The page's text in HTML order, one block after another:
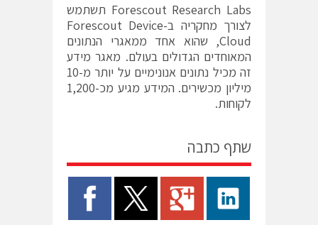
Forescout Research Labs תשתמש
לצורך מחקריה ב-Forescout Device
Cloud, שהוא אחד ממאגרי הנתונים
המאוחדים הגדולים בעולם. מאגר מידע
זה מכיל נתונים אנונימיים על יותר מ-10
מיליון מכשירים. המידע מגיע מכ-1,200
לקוחות.
שתף כתבה